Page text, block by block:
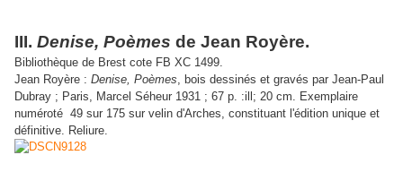
III. Denise, Poèmes de Jean Royère.
Bibliothèque de Brest cote FB XC 1499.
Jean Royère : Denise, Poèmes, bois dessinés et gravés par Jean-Paul
Dubray ; Paris, Marcel Séheur 1931 ; 67 p. :ill; 20 cm. Exemplaire
numéroté 49 sur 175 sur velin d'Arches, constituant l'édition unique et
définitive. Reliure.